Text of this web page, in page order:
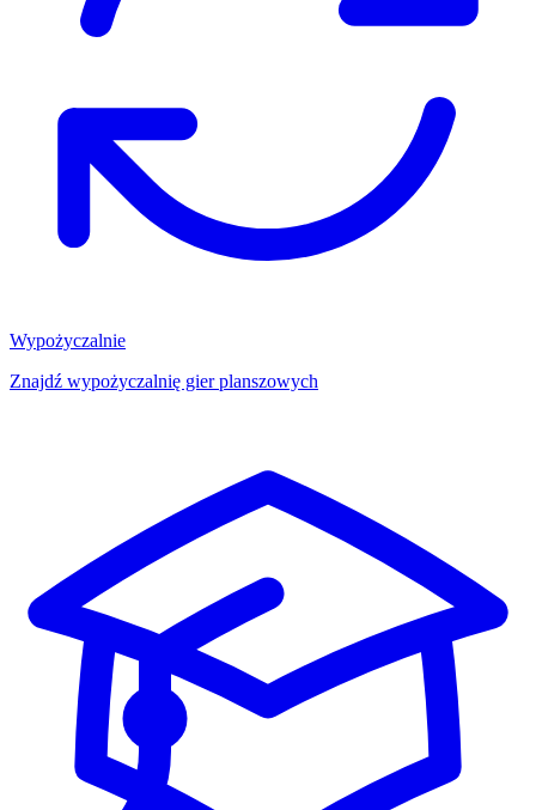
Wypożyczalnie
Znajdź wypożyczalnię gier planszowych